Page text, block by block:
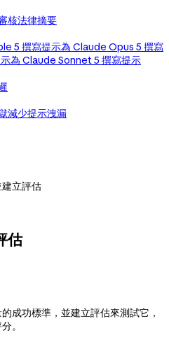
核法律摘要
5 撰寫提示為 Claude Opus 5 撰寫
為 Claude Sonnet 5 撰寫提示
減少提示洩漏
立評估
估
成功標準，並建立評估來測試它，
。